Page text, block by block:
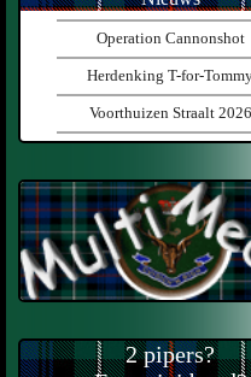
Operation Cannonshot
Herdenking T-for-
Voorthuizen Straalt 2026
2 pipers?